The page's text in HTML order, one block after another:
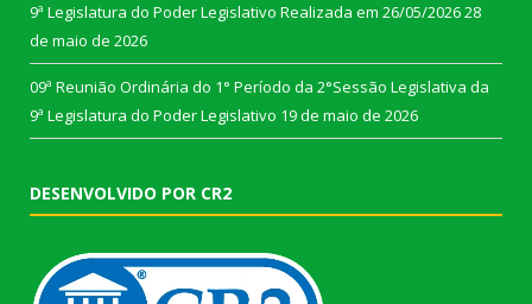
9ª Legislatura do Poder Legislativo Realizada em 26/05/202628
de maio de 2026
09ª Reunião Ordinária do 1° Período da 2°Sessão Legislativa da
9ª Legislatura do Poder Legislativo 19 de maio de 2026
DESENVOLVIDO POR CR2